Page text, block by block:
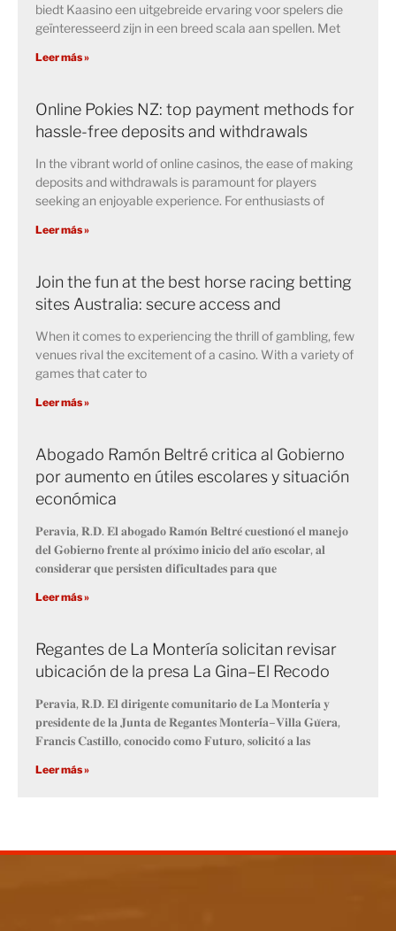
biedt Kaasino een uitgebreide ervaring voor spelers die
geïnteresseerd zijn in een breed scala aan spellen. Met
Leer más »
Online Pokies NZ: top payment methods for
hassle-free deposits and withdrawals
In the vibrant world of online casinos, the ease of making
deposits and withdrawals is paramount for players
seeking an enjoyable experience. For enthusiasts of
Leer más »
Join the fun at the best horse racing betting
sites Australia: secure access and
When it comes to experiencing the thrill of gambling, few
venues rival the excitement of a casino. With a variety of
games that cater to
Leer más »
Abogado Ramón Beltré critica al Gobierno
por aumento en útiles escolares y situación
económica
𝐏𝐞𝐫𝐚𝐯𝐢𝐚, 𝐑.𝐃. 𝐄𝐥 𝐚𝐛𝐨𝐠𝐚𝐝𝐨 𝐑𝐚𝐦𝐨́𝐧 𝐁𝐞𝐥𝐭𝐫𝐞́ 𝐜𝐮𝐞𝐬𝐭𝐢𝐨𝐧𝐨́ 𝐞𝐥 𝐦𝐚𝐧𝐞𝐣𝐨
𝐝𝐞𝐥 𝐆𝐨𝐛𝐢𝐞𝐫𝐧𝐨 𝐟𝐫𝐞𝐧𝐭𝐞 𝐚𝐥 𝐩𝐫𝐨́𝐱𝐢𝐦𝐨 𝐢𝐧𝐢𝐜𝐢𝐨 𝐝𝐞𝐥 𝐚𝐧̃𝐨 𝐞𝐬𝐜𝐨𝐥𝐚𝐫, 𝐚𝐥
𝐜𝐨𝐧𝐬𝐢𝐝𝐞𝐫𝐚𝐫 𝐪𝐮𝐞 𝐩𝐞𝐫𝐬𝐢𝐬𝐭𝐞𝐧 𝐝𝐢𝐟𝐢𝐜𝐮𝐥𝐭𝐚𝐝𝐞𝐬 𝐩𝐚𝐫𝐚 𝐪𝐮𝐞
Leer más »
Regantes de La Montería solicitan revisar
ubicación de la presa La Gina–El Recodo
𝐏𝐞𝐫𝐚𝐯𝐢𝐚, 𝐑.𝐃. 𝐄𝐥 𝐝𝐢𝐫𝐢𝐠𝐞𝐧𝐭𝐞 𝐜𝐨𝐦𝐮𝐧𝐢𝐭𝐚𝐫𝐢𝐨 𝐝𝐞 𝐋𝐚 𝐌𝐨𝐧𝐭𝐞𝐫𝐢́𝐚 𝐲
𝐩𝐫𝐞𝐬𝐢𝐝𝐞𝐧𝐭𝐞 𝐝𝐞 𝐥𝐚 𝐉𝐮𝐧𝐭𝐚 𝐝𝐞 𝐑𝐞𝐠𝐚𝐧𝐭𝐞𝐬 𝐌𝐨𝐧𝐭𝐞𝐫𝐢́𝐚–𝐕𝐢𝐥𝐥𝐚 𝐆𝐮̈𝐞𝐫𝐚,
𝐅𝐫𝐚𝐧𝐜𝐢𝐬 𝐂𝐚𝐬𝐭𝐢𝐥𝐥𝐨, 𝐜𝐨𝐧𝐨𝐜𝐢𝐝𝐨 𝐜𝐨𝐦𝐨 𝐅𝐮𝐭𝐮𝐫𝐨, 𝐬𝐨𝐥𝐢𝐜𝐢𝐭𝐨́ 𝐚 𝐥𝐚𝐬
Leer más »